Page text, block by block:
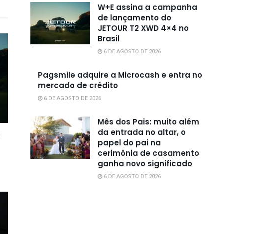
W+E assina a campanha
de lançamento do
JETOUR T2 XWD 4×4 no
Brasil
6 DE AGOSTO DE 2026
Pagsmile adquire a Microcash e entra no
mercado de crédito
6 DE AGOSTO DE 2026
Mês dos Pais: muito além
da entrada no altar, o
papel do pai na
cerimônia de casamento
ganha novo significado
6 DE AGOSTO DE 2026